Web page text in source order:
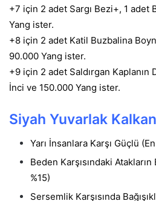
+7 için 2 adet Sargı Bezi+, 1 adet
Yang ister.
+8 için 2 adet Katil Buzbalina
90.000 Yang ister.
+9 için 2 adet Saldırgan Kaplanın
İnci ve 150.000 Yang ister.
Siyah Yuvarlak
Yarı İnsanlara Karşı Güçlü
Beden Karşısındaki
%15)
Sersemlik Karşısında